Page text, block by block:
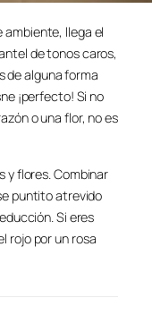
ambiente, llega el
de tonos caros,
de alguna forma
¡perfecto! Si no
o una flor, no es
y flores. Combinar
puntito atrevido
Si eres
rojo por un rosa